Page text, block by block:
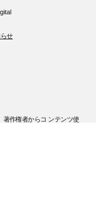
せ
著作権者からコ ンテンツ使